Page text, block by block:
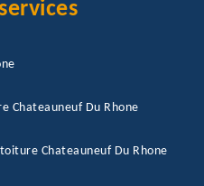
Chateauneuf Du Rhone
Chateauneuf Du Rhone